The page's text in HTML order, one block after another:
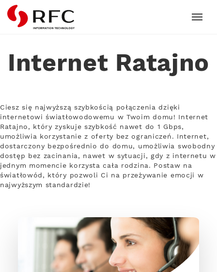
RFC
Internet Ratajno
Ciesz się najwyższą szybkością połączenia dzięki
internetowi światłowodowemu w Twoim domu! Internet
Ratajno, który zyskuje szybkość nawet do 1 Gbps,
umożliwia korzystanie z oferty bez ograniczeń. Internet,
dostarczony bezpośrednio do domu, umożliwia swobodny
dostęp bez zacinania, nawet w sytuacji, gdy z internetu w
jednym momencie korzysta cała rodzina. Postaw na
światłowód, który pozwoli Ci na przeżywanie emocji w
najwyższym standardzie!